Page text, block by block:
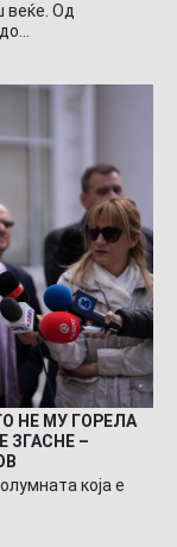
веќе. Од
НЕ МУ ГОРЕЛА
ЗГАСНЕ –
која е